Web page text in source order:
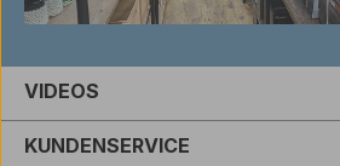
VIDEOS
KUNDENSERVICE